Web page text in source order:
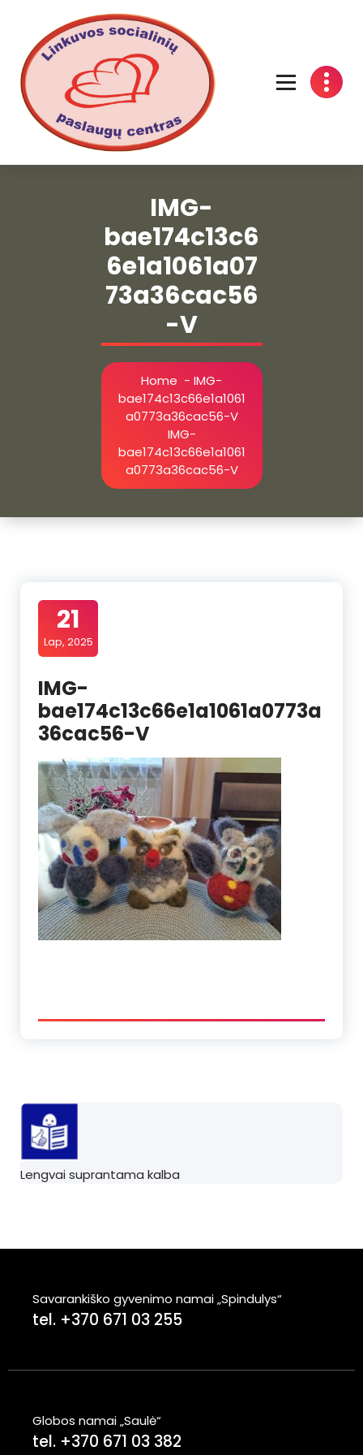
IMG-
bae174c13c6
6e1a1061a07
73a36cac56
-V
Home - IMG-
bae174c13c66e1a1061
a0773a36cac56-V
IMG-
bae174c13c66e1a1061
a0773a36cac56-V
21
Lap, 2025
IMG-
bae174c13c66e1a1061a0773a
36cac56-V
Lengvai suprantama kalba
Savarankiško gyvenimo namai „Spindulys“
tel. +370 671 03 255
Globos namai „Saulė“
tel. +370 671 03 382